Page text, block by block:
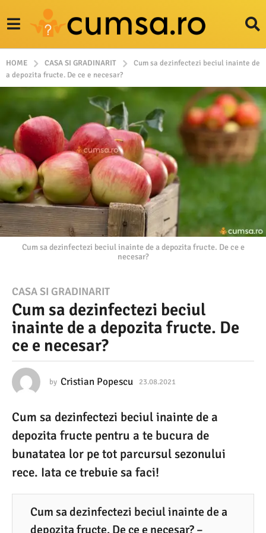
HOME CASA SI GRADINARIT
Cum sa dezinfectezi beciul inainte de
a depozita fructe. De ce e necesar?
Cum sa dezinfectezi beciul inainte de a depozita fructe. De ce e
necesar?
2
3
.
0
.
0
2
1
2
3
CASA SI GRADINARIT
Cum sa dezinfectezi beciul
inainte de a depozita fructe. De
ce e necesar?
by Cristian Popescu 23.08.2021
0
.
2
0
Cum sa dezinfectezi beciul inainte de a
depozita fructe pentru a te bucura de
bunatatea lor pe tot parcursul sezonului
rece. Iata ce trebuie sa faci!
Cum sa dezinfectezi beciul inainte de a
depozita fructe. De ce e necesar? –